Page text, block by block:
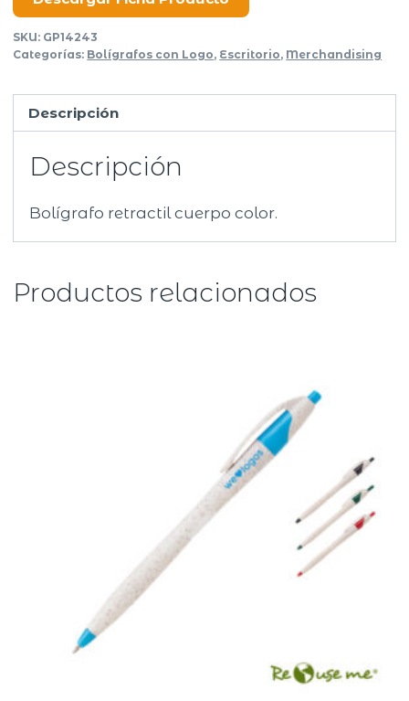
SKU: GP14243
Categorías: Bolígrafos con Logo, Escritorio, Merchandising
Descripción
Descripción
Bolígrafo retractil cuerpo color.
Productos relacionados